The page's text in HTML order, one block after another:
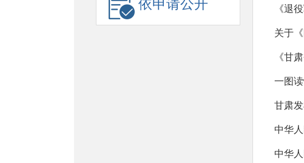
依申请公开 《退
关于
《甘
一图
甘肃
中华
中华